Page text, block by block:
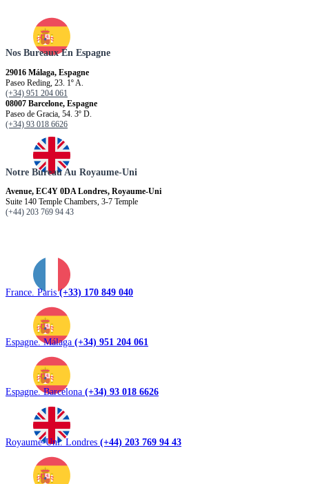
Nos Bureaux En Espagne
29016 Málaga, Espagne
Paseo Reding, 23. 1º A.
(+34) 951 204 061
08007 Barcelone, Espagne
Paseo de Gracia, 54. 3º D.
(+34) 93 018 6626
Notre Bureau Au Royaume-Uni
Avenue, EC4Y 0DA Londres, Royaume-Uni
Suite 140 Temple Chambers, 3-7 Temple
(+44) 203 769 94 43
France. Paris(+33) 170 849 040
Espagne. Málaga (+34) 951 204 061
Espagne. Barcelona (+34) 93 018 6626
Royaume-Uni. Londres (+44) 203 769 94 43